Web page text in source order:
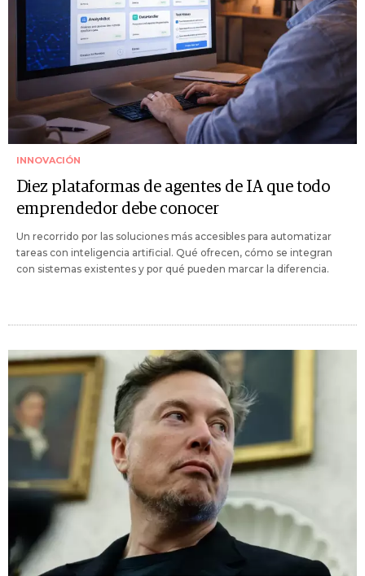
INNOVACIÓN
Diez plataformas de agentes de IA que todo
emprendedor debe conocer
Un recorrido por las soluciones más accesibles para automatizar
tareas con inteligencia artificial. Qué ofrecen, cómo se integran
con sistemas existentes y por qué pueden marcar la diferencia.